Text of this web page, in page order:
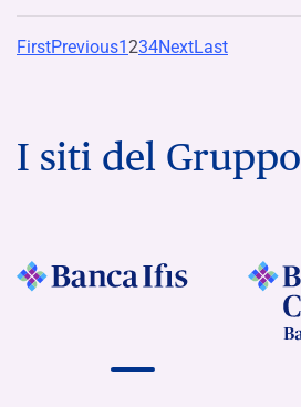
FirstPrevious1234NextLast
I siti del Gruppo